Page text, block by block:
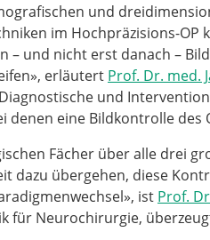
und
im Hochpräzisions-
– und nicht erst danach –
erläutert Prof. Dr. med.
und
denen eine Bildkontrolle
Fächer über alle drei
dazu übergehen, diese
ist Prof.
für Neurochirurgie,